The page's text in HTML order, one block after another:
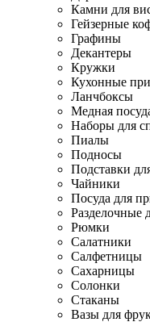
Камни для
Гейзерные
Графины
Декантеры
Кружки
Кухонные
Ланчбоксы
Медная
Наборы для
Пиалы
Подносы
Подставки
Чайники
Посуда для
Разделочные
Рюмки
Салатники
Салфетницы
Сахарницы
Солонки
Стаканы
Вазы для